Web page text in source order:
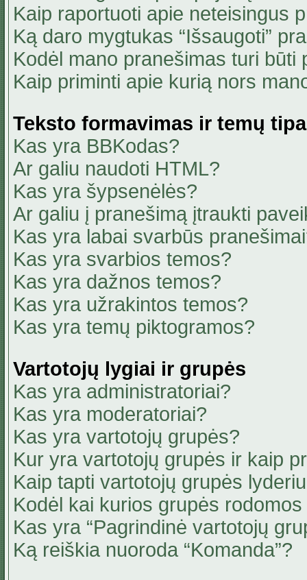
Kaip raportuoti apie neteisingus
Ką daro mygtukas “Išsaugoti”
Kodėl mano pranešimas turi būti
Kaip priminti apie kurią nors
Teksto formavimas ir temų
Kas yra BBKodas?
Ar galiu naudoti HTML?
Kas yra šypsenėlės?
Ar galiu į pranešimą įtraukti
Kas yra labai svarbūs
Kas yra svarbios temos?
Kas yra dažnos temos?
Kas yra užrakintos temos?
Kas yra temų piktogramos?
Vartotojų lygiai ir grupės
Kas yra administratoriai?
Kas yra moderatoriai?
Kas yra vartotojų grupės?
Kur yra vartotojų grupės ir kaip
Kaip tapti vartotojų grupės
Kodėl kai kurios grupės
Kas yra “Pagrindinė vartotojų
Ką reiškia nuoroda “Komanda”?